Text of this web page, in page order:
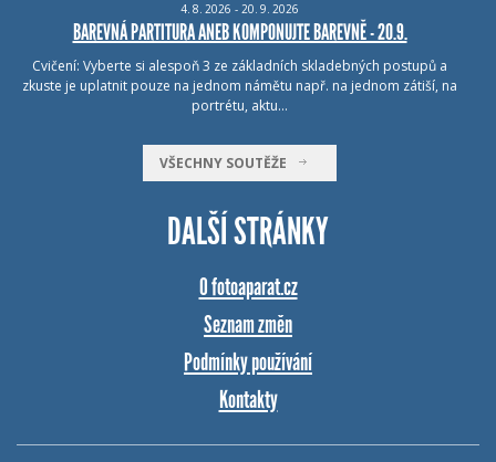
4. 8. 2026 - 20. 9. 2026
BAREVNÁ PARTITURA ANEB KOMPONUJTE BAREVNĚ - 20.9.
Cvičení: Vyberte si alespoň 3 ze základních skladebných postupů a
zkuste je uplatnit pouze na jednom námětu např. na jednom zátiší, na
portrétu, aktu…
VŠECHNY SOUTĚŽE
DALŠÍ STRÁNKY
O fotoaparat.cz
Seznam změn
Podmínky používání
Kontakty